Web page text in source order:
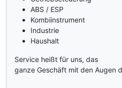
ABS / ESP
Kombiinstrument
Industrie
Haushalt
Service heißt für uns, das
ganze Geschäft mit den Augen